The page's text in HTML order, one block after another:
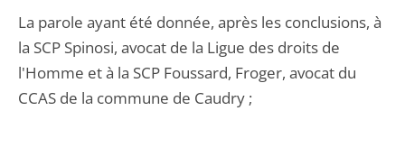
La parole ayant été donnée, après les conclusions, à
la SCP Spinosi, avocat de la Ligue des droits de
l'Homme et à la SCP Foussard, Froger, avocat du
CCAS de la commune de Caudry ;